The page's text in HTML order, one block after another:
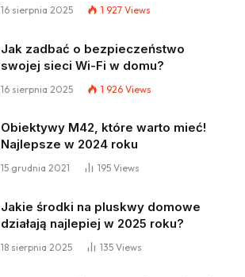
16 sierpnia 2025 1 927 Views
Jak zadbać o bezpieczeństwo
swojej sieci Wi-Fi w domu?
16 sierpnia 2025 1 926 Views
Obiektywy M42, które warto mieć!
Najlepsze w 2024 roku
15 grudnia 2021 195 Views
Jakie środki na pluskwy domowe
działają najlepiej w 2025 roku?
18 sierpnia 2025 135 Views